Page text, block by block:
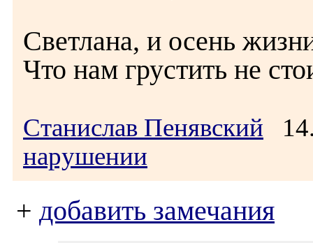
Светлана, и осень
Что нам грустить не
Станислав Пенявский
нарушении
+ добавить замечания